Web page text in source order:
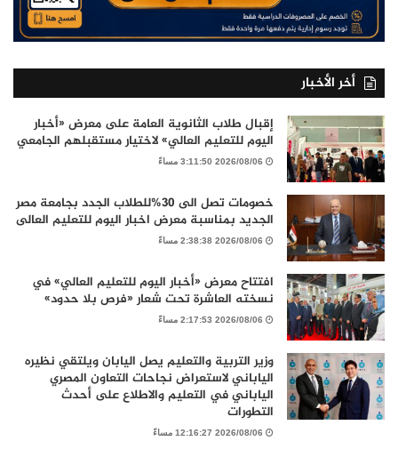
أخر الأخبار
إقبال طلاب الثانوية العامة على معرض «أخبار
اليوم للتعليم العالي» لاختيار مستقبلهم الجامعي
2026/08/06 3:11:50 مساءً
خصومات تصل الى 30%للطلاب الجدد بجامعة مصر
الجديد بمناسبة معرض اخبار اليوم للتعليم العالى
2026/08/06 2:38:38 مساءً
افتتاح معرض «أخبار اليوم للتعليم العالي» في
نسخته العاشرة تحت شعار «فرص بلا حدود»
2026/08/06 2:17:53 مساءً
وزير التربية والتعليم يصل اليابان ويلتقي نظيره
الياباني لاستعراض نجاحات التعاون المصري
الياباني في التعليم والاطلاع على أحدث
التطورات
2026/08/06 12:16:27 مساءً